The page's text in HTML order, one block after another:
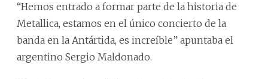
“Hemos entrado a formar parte de la historia de
Metallica, estamos en el único concierto de la
banda en la Antártida, es increíble” apuntaba el
argentino Sergio Maldonado.